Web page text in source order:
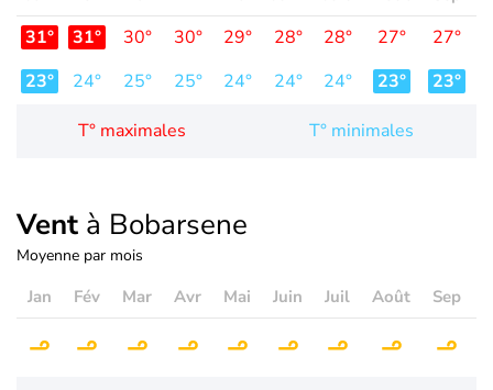
31° 31° 30° 30° 29° 28° 28° 27° 27°
23°
24° 25° 25° 24° 24° 24° 23° 23°
T° maximales T° minimales
Vent à Bobarsene
Moyenne par mois
Jan Fév Mar Avr Mai Juin Juil Août Sep